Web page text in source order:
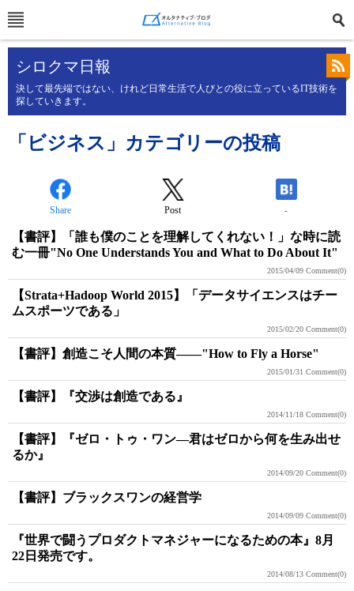
シロクマ日報
決して最先端ではない、けれど日常生活で人びとの役に立っているIT技術を
探していきます。
「ビジネス」カテゴリーの投稿
Share Post -
【書評】「誰も僕のことを理解してくれない！」な時に読
む一冊"No One Understands You and What to Do About It"
2015/04/09 Comment(0)
【Strata+Hadoop World 2015】「データサイエンスはチー
ムスポーツである」
2015/02/20 Comment(0)
【書評】創造こそ人間の本質――"How to Fly a Horse"
2015/01/31 Comment(0)
【書評】『交渉は創造である』
2014/11/18 Comment(0)
【書評】『ゼロ・トゥ・ワン―君はゼロから何を生み出せ
るか』
2014/09/20 Comment(0)
【書評】ブラックスワンの経営学
2014/09/09 Comment(0)
『世界で闘うプロダクトマネジャーになるための本』8月
22日発売です。
2014/08/13 Comment(0)